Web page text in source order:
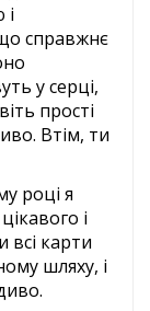
справжнє
у серці,
прості
Втім, ти
році я
і
карти
шляху, і